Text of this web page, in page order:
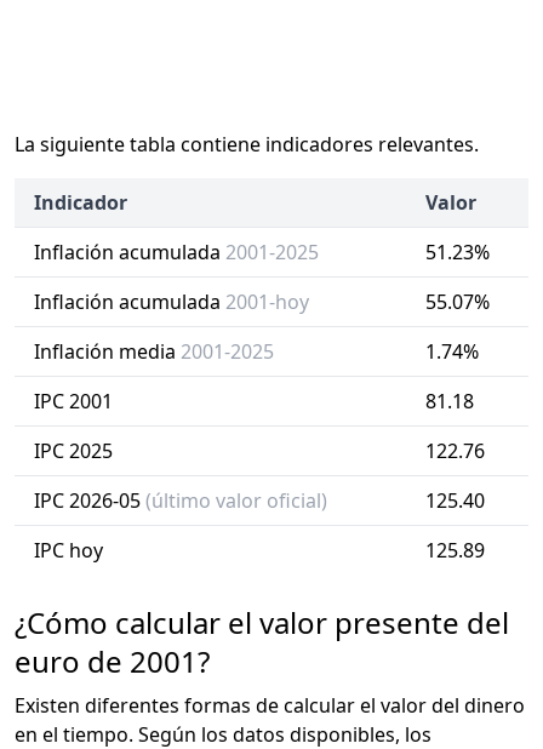
La siguiente tabla contiene indicadores relevantes.
Indicador
Valor
Inflación acumulada 2001-2025
51.23%
Inflación acumulada 2001-hoy
55.07%
Inflación media 2001-2025
1.74%
IPC 2001
81.18
IPC 2025
122.76
IPC 2026-05(último valor oficial)
125.40
IPC hoy
125.89
¿Cómo calcular el valor presente del
euro de 2001?
Existen diferentes formas de calcular el valor del dinero
en el tiempo. Según los datos disponibles, los